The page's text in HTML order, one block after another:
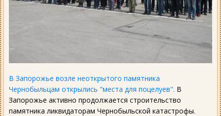
В Запорожье возле неоткрытого памятника
Чернобыльцам открылись "места для поцелуев". В
Запорожье активно продолжается строительство
памятника ликвидаторам Чернобыльской катастрофы.